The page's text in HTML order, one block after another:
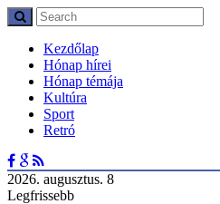
Kezdőlap
Hónap hírei
Hónap témája
Kultúra
Sport
Retró
2026. augusztus. 8
Legfrissebb